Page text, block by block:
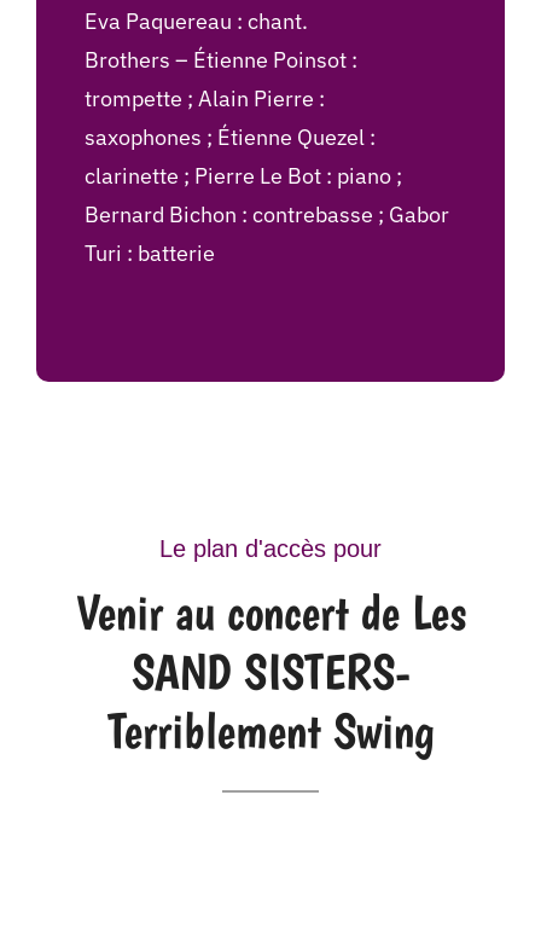
Eva Paquereau : chant.
Brothers – Étienne Poinsot :
trompette ; Alain Pierre :
saxophones ; Étienne Quezel :
clarinette ; Pierre Le Bot : piano ;
Bernard Bichon : contrebasse ; Gabor
Turi : batterie
Le plan d'accès pour
Venir au concert de Les
SAND SISTERS-
Terriblement Swing